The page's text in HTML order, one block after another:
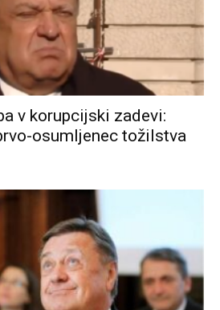
v korupcijski zadevi:
osumljenec tožilstva